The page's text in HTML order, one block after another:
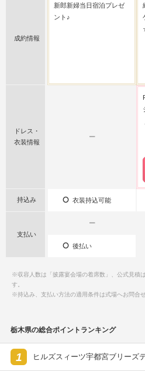
成約情報
新郎新婦当日宿泊プレゼ
ント♪
ドレス・
衣装情報
ー
持込み 衣装持込可能
支払い
ー
後払い
※収容人数は「披露宴会場の着席数」、公式見積
す。
※持込み、支払い方法の適用条件は式場へお問合せ
栃木県の総合ポイントランキング
1 ヒルズスィーツ宇都宮ブリーズ